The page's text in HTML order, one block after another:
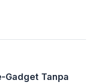
Gadget Tanpa